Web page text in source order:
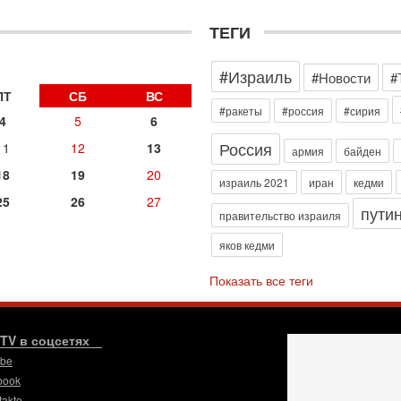
СБ
ВС
4 5
6
12
13
19
20
26
27
ТЕГИ
#Израиль
#Новости
#ракеты #россия #сирия
Россия армия байден
израиль 2021 иран кедми
правительство израиля путин
яков кедми
Показать все теги
в соцсетях